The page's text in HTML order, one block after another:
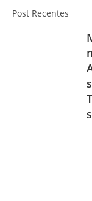
Post Recentes